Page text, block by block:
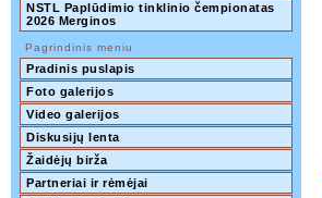
NSTL Paplūdimio tinklinio čempionatas
2026 Merginos
Pagrindinis meniu
Pradinis puslapis
Foto galerijos
Video galerijos
Diskusijų lenta
Žaidėjų birža
Partneriai ir rėmėjai